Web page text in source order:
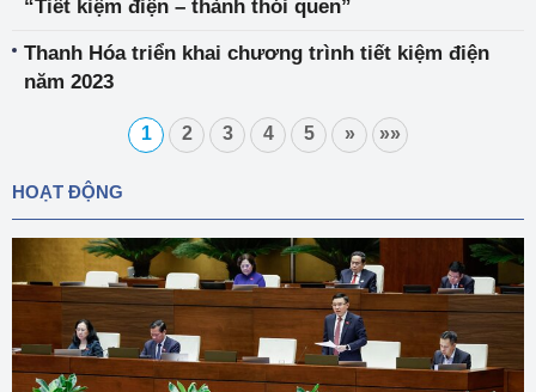
“Tiết kiệm điện – thành thói quen”
Thanh Hóa triển khai chương trình tiết kiệm điện
năm 2023
1 2 3 4 5 » »»
HOẠT ĐỘNG